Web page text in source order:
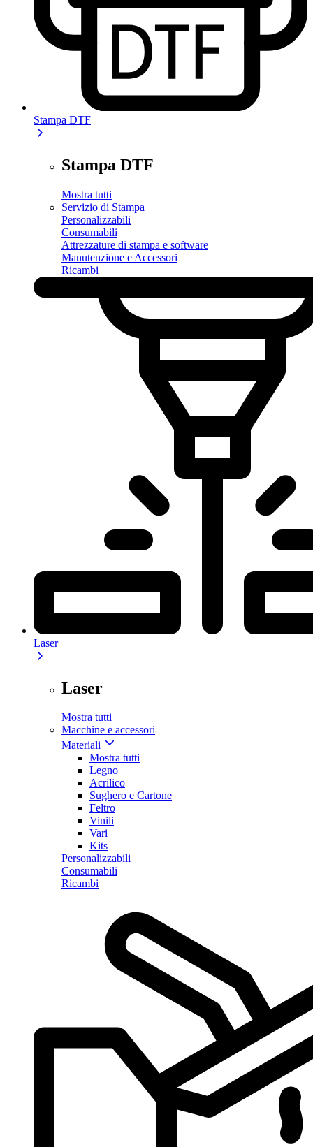
Stampa DTF
Stampa DTF
Mostra tutti
Servizio di Stampa
Personalizzabili
Consumabili
Attrezzature di stampa e software
Manutenzione e Accessori
Ricambi
Laser
Laser
Mostra tutti
Macchine e accessori
Materiali
Mostra tutti
Legno
Acrilico
Sughero e Cartone
Feltro
Vinili
Vari
Kits
Personalizzabili
Consumabili
Ricambi